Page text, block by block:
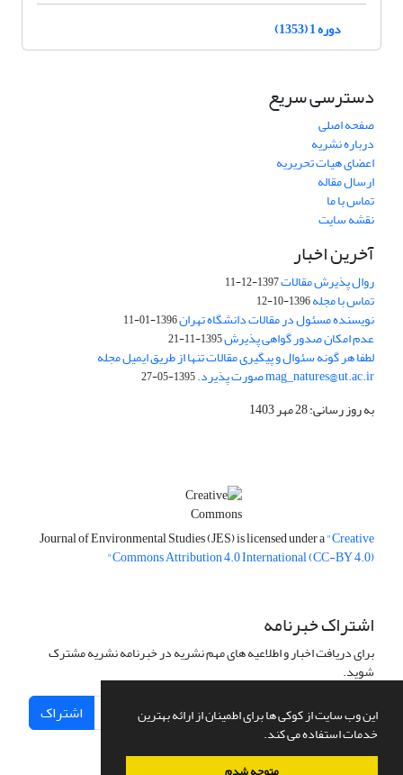
این وب سایت از کوکی ها برای اطمینان از ارائه بهترین
خدمات استفاده می کند.
دوره 1 (1353)
دسترسی سریع
صفحه اصلی
درباره نشریه
اعضای هیات تحریریه
ارسال مقاله
تماس با ما
نقشه سایت
آخرین اخبار
روال پذیرش مقالات1397-12-11
تماس با مجله1396-10-12
نویسنده مسئول در مقالات دانشگاه تهران1396-01-11
عدم امکان صدور گواهی پذیرش1395-11-21
لطفا هر گونه سئوال و پیگیری مقالات تنها از طریق ایمیل مجله
mag_natures@ut.ac.ir صورت پذیرد. 1395-05-27
به روز رسانی: 28 مهر 1403
Journal of Environmental Studies (JES) is licensed under a"Creative
Commons Attribution 4.0 International (CC-BY 4.0)"
اشتراک خبرنامه
برای دریافت اخبار و اطلاعیه های مهم نشریه در خبرنامه نشریه مشترک
شوید.
اشتراک